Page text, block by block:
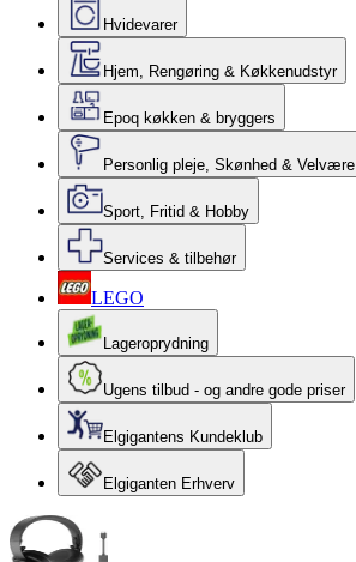
Hvidevarer
Hjem, Rengøring & Køkkenudstyr
Epoq køkken & bryggers
Personlig pleje, Skønhed & Velvære
Sport, Fritid & Hobby
Services & tilbehør
LEGO
Lageroprydning
Ugens tilbud - og andre gode priser
Elgigantens Kundeklub
Elgiganten Erhverv